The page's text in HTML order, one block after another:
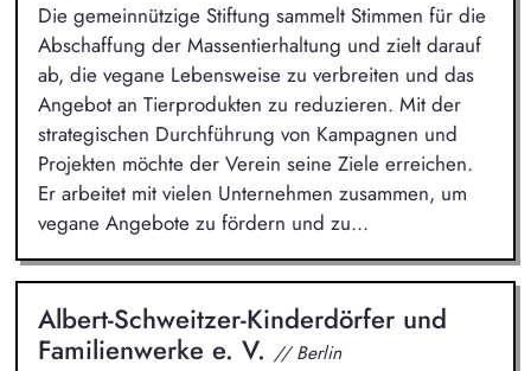
Die gemeinnützige Stiftung sammelt Stimmen für die
Abschaffung der Massentierhaltung und zielt darauf
ab, die vegane Lebensweise zu verbreiten und das
Angebot an Tierprodukten zu reduzieren. Mit der
strategischen Durchführung von Kampagnen und
Projekten möchte der Verein seine Ziele erreichen.
Er arbeitet mit vielen Unternehmen zusammen, um
vegane Angebote zu fördern und zu...
Albert-Schweitzer-Kinderdörfer und
Familienwerke e. V. // Berlin